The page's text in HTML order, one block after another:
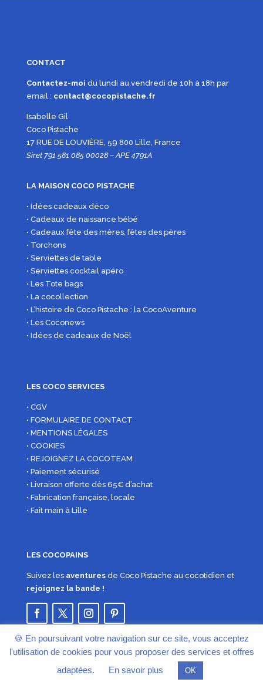
CONTACT
Contactez-moi du lundi au vendredi de 10h à 18h par
email : contact@cocopistache.fr
Isabelle Gil
Coco Pistache
17 RUE DE LOUVIÈRE, 59 800 Lille, France
Siret 791 581 085 00028 – APE 4791A
LA MAISON COCO PISTACHE
• Idées cadeaux déco
• Cadeaux de naissance bébé
• Cadeaux fête des mères, fêtes des pères
• Torchons
• Serviettes de table
• Serviettes cocktail apéro
• Les Tote bags
• La cocollection
• L’histoire de Coco Pistache : la CocoAventure
• Les Coconews
• Idées de cadeaux de Noël
LES COCO SERVICES
• CGV
• FORMULAIRE DE CONTACT
• MENTIONS LÉGALES
• COOKIES
• REJOIGNEZ LA COCOTEAM
• Paiement sécurisé
• Livraison offerte dès 65€ d’achat
• Fabrication française, locale
• Fait main à Lille
LES COCOPAINS
Suivez les aventuresde Coco Pistache au cocotidien et
rejoignez la bande !
🍪 En poursuivant votre navigation sur ce site, vous acceptez
l'utilisation de cookies pour vous proposer des services et offres
adaptées.
En savoir plus OK